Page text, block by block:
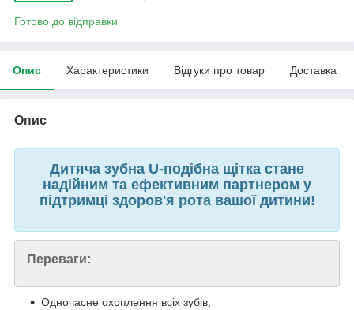
Готово до відправки
Опис Характеристики Відгуки про товар Доставка
Опис
Дитяча зубна U-подібна щітка стане
надійним та ефективним партнером у
підтримці здоров'я рота вашої дитини!
Переваги:
Одночасне охоплення всіх зубів;